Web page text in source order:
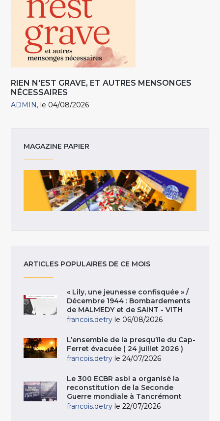
RIEN N'EST GRAVE, ET AUTRES MENSONGES
NÉCESSAIRES
ADMIN le 04/08/2026
MAGAZINE PAPIER
ARTICLES POPULAIRES DE CE MOIS
« Lily, une jeunesse confisquée » /
Décembre 1944 : Bombardements
de MALMEDY et de SAINT - VITH
francois.detry le 06/08/2026
L’ensemble de la presqu’île du Cap-
Ferret évacuée ( 24 juillet 2026 )
francois.detry le 24/07/2026
Le 300 ECBR asbl a organisé la
reconstitution de la Seconde
Guerre mondiale à Tancrémont
francois.detry le 22/07/2026